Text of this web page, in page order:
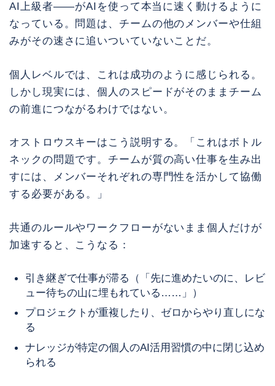
AI上級者——がAIを使って本当に速く動けるように
なっている。問題は、チームの他のメンバーや仕組
みがその速さに追いついていないことだ。
個人レベルでは、これは成功のように感じられる。
しかし現実には、個人のスピードがそのままチーム
の前進につながるわけではない。
オストロウスキーはこう説明する。「これはボトル
ネックの問題です。チームが質の高い仕事を生み出
すには、メンバーそれぞれの専門性を活かして協働
する必要がある。」
共通のルールやワークフローがないまま個人だけが
加速すると、こうなる：
引き継ぎで仕事が滞る（「先に進めたいのに、レビ
ュー待ちの山に埋もれている……」）
プロジェクトが重複したり、ゼロからやり直しにな
る
ナレッジが特定の個人のAI活用習慣の中に閉じ込め
られる